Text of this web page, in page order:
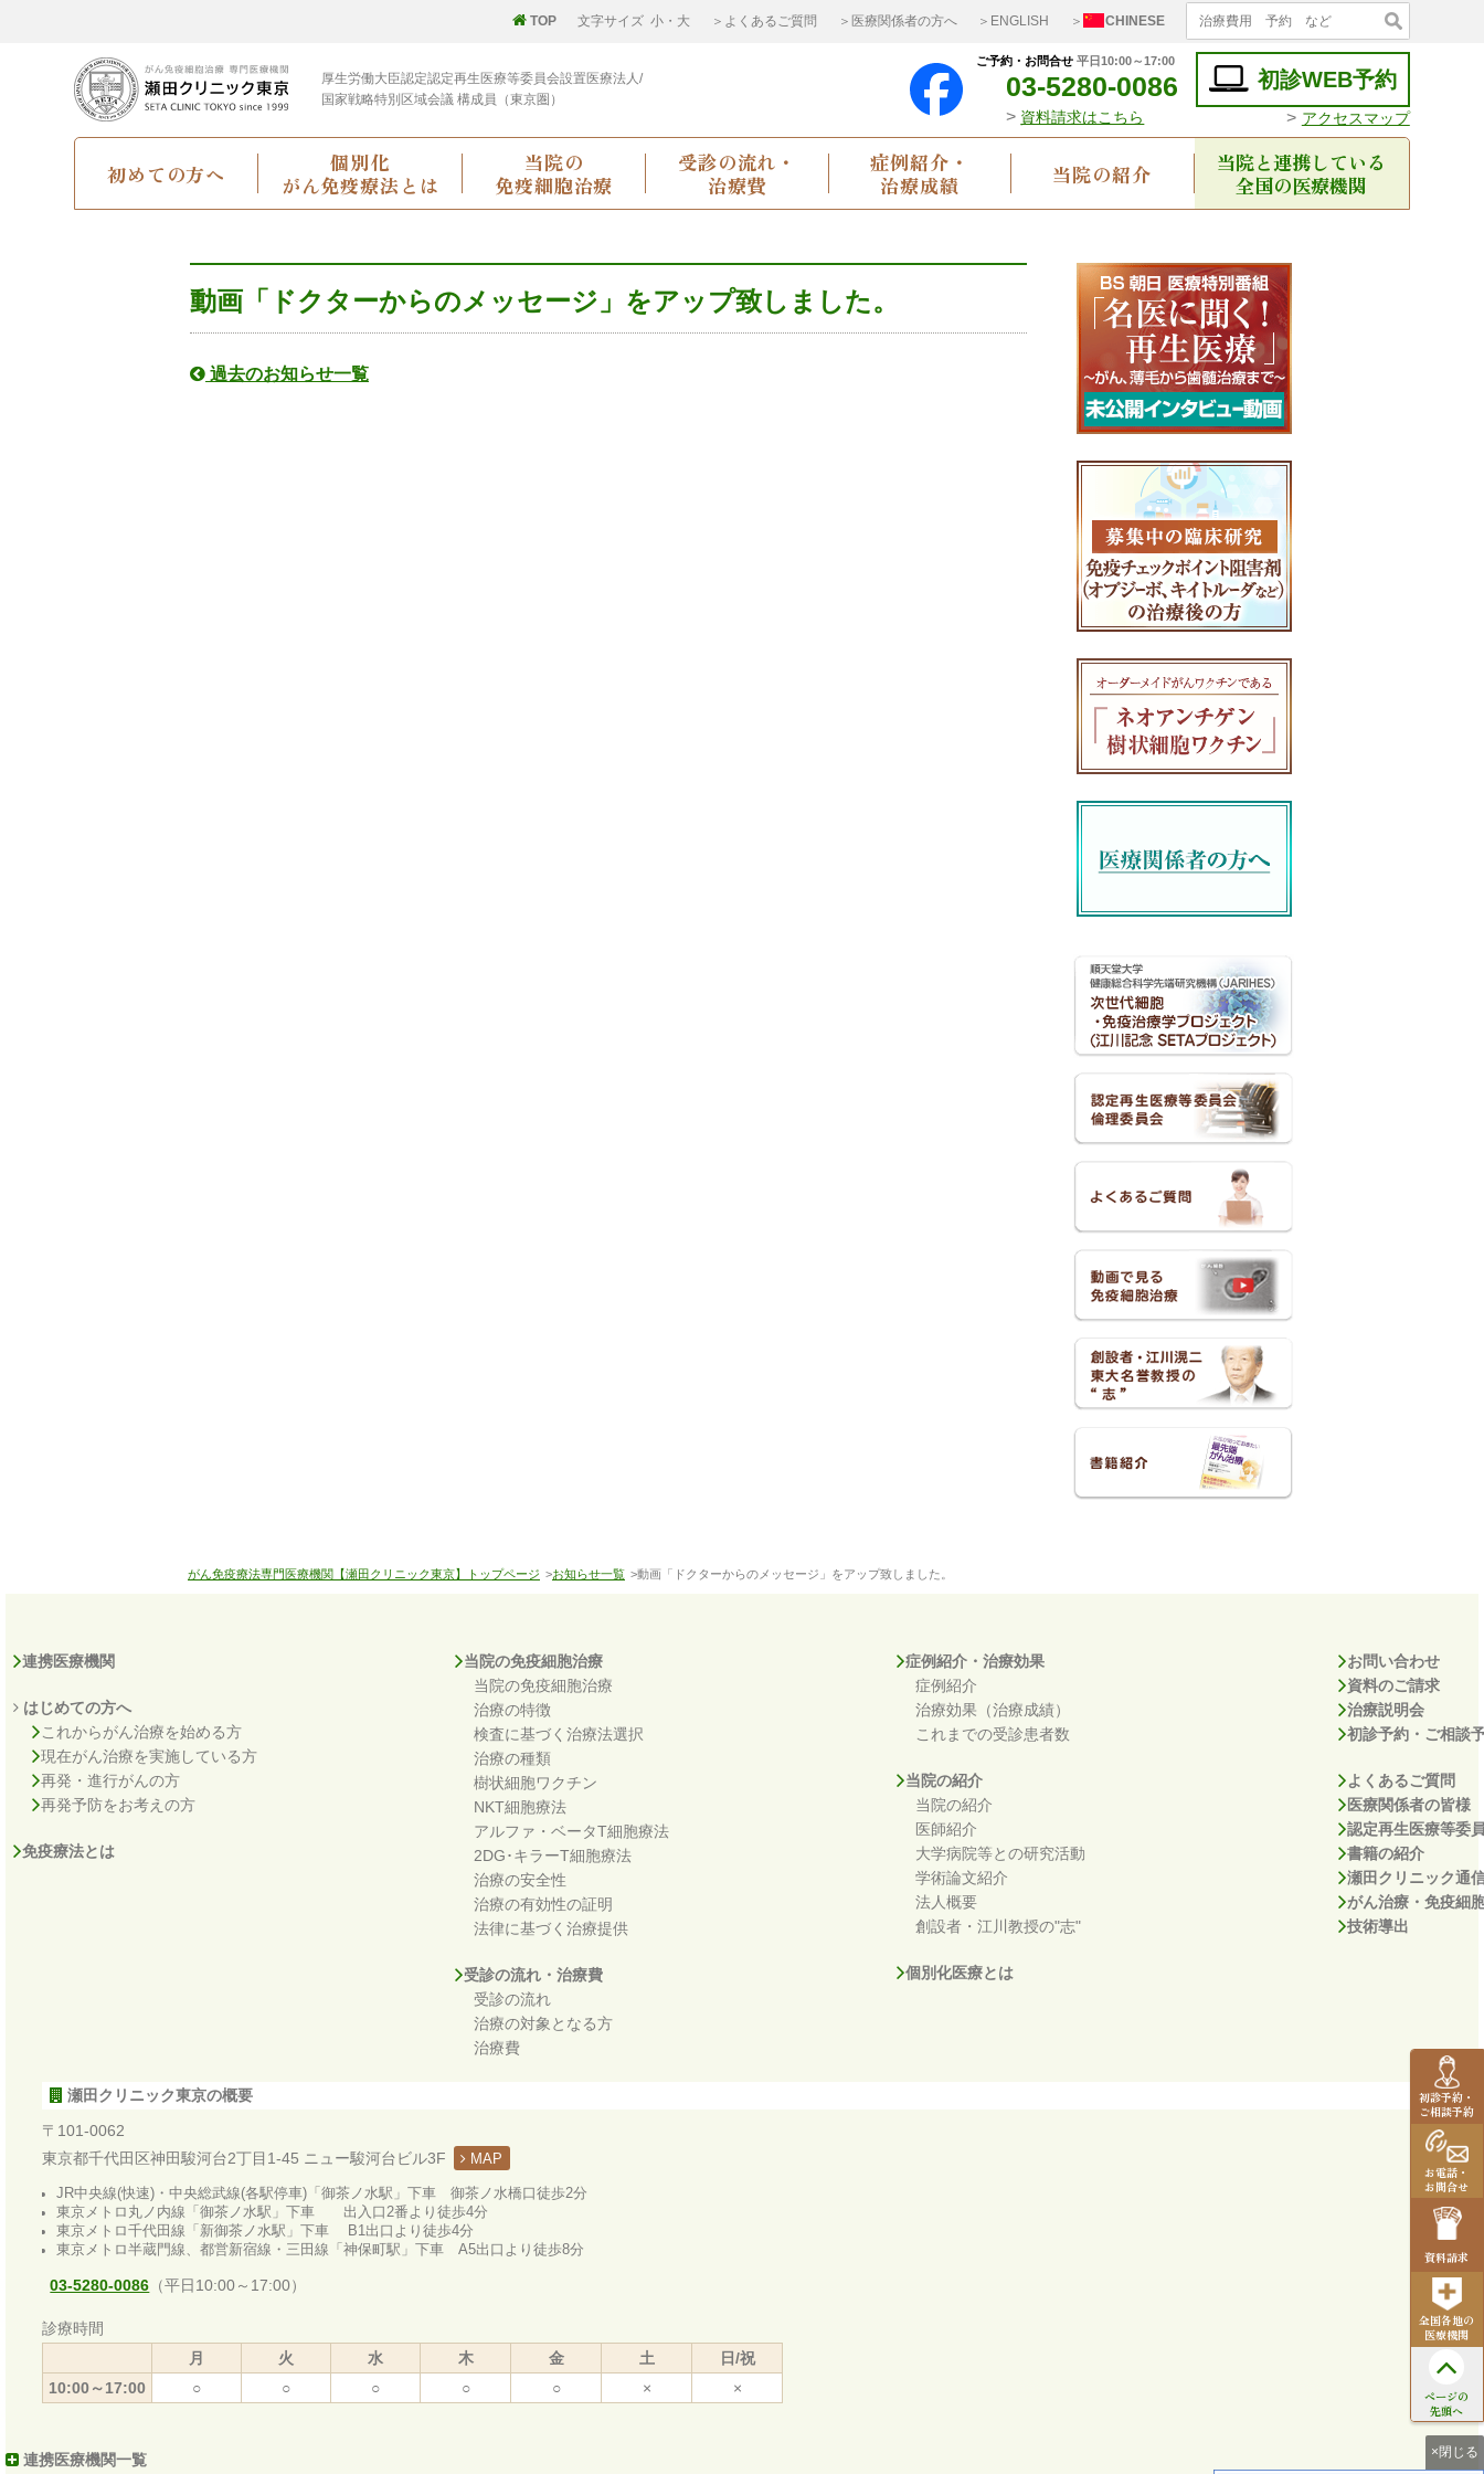
TOP 文字サイズ 小 ・ 大 ＞よくあるご質問 ＞医療関係者の方へ ＞ENGLISH ＞ CHINESE
厚生労働大臣認定認定再生医療等委員会設置医療法人/
国家戦略特別区域会議 構成員（東京圏）
ご予約・お問合せ 平日10:00～17:00
03-5280-0086
> 資料請求はこちら
初診WEB予約
> アクセスマップ
初めての方へ
個別化
がん免疫療法とは
当院の
免疫細胞治療
受診の流れ・
治療費
症例紹介・
治療成績
当院の紹介
当院と連携している
全国の医療機関
動画「ドクターからのメッセージ」をアップ致しました。
過去のお知らせ一覧
がん免疫療法専門医療機関【瀬田クリニック東京】トップページ >お知らせ一覧 >動画「ドクターからのメッセージ」をアップ致しました。
連携医療機関
はじめての方へ
これからがん治療を始める方
現在がん治療を実施している方
再発・進行がんの方
再発予防をお考えの方
免疫療法とは
当院の免疫細胞治療
当院の免疫細胞治療
治療の特徴
検査に基づく治療法選択
治療の種類
樹状細胞ワクチン
NKT細胞療法
アルファ・ベータT細胞療法
2DG･キラーT細胞療法
治療の安全性
治療の有効性の証明
法律に基づく治療提供
受診の流れ・治療費
受診の流れ
治療の対象となる方
治療費
症例紹介・治療効果
症例紹介
治療効果（治療成績）
これまでの受診患者数
当院の紹介
当院の紹介
医師紹介
大学病院等との研究活動
学術論文紹介
法人概要
創設者・江川教授の"志"
個別化医療とは
お問い合わせ
資料のご請求
治療説明会
初診予約・ご相談
よくあるご質問
医療関係者の皆様
認定再生医療等委
書籍の紹介
瀬田クリニック通
がん治療・免疫細
技術導出
瀬田クリニック東京の概要
〒101-0062
東京都千代田区神田駿河台2丁目1-45 ニュー駿河台ビル3F
MAP
JR中央線(快速)・中央総武線(各駅停車)「御茶ノ水駅」下車 御茶ノ水橋口徒歩2分
東京メトロ丸ノ内線「御茶ノ水駅」下車 出入口2番より徒歩4分
東京メトロ千代田線「新御茶ノ水駅」下車 B1出口より徒歩4分
東京メトロ半蔵門線、都営新宿線・三田線「神保町駅」下車 A5出口より徒歩8分
03-5280-0086 （平日10:00～17:00）
診療時間
月
火 水 木 金 土
日/祝
10:00～17:00
○ ○ ○ ○ ○ × ×
連携医療機関一覧
初診予約・
ご相談予約
お電話・
お問合せ
資料請求
全国各地の
医療機関
ページの
先頭へ
×閉じる